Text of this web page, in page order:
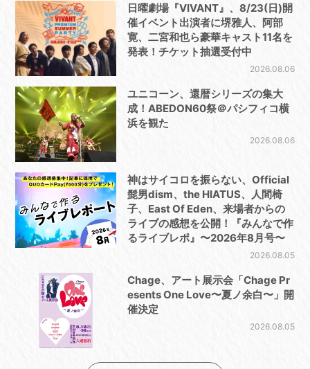
日曜劇場『VIVANT』、8/23(日)開
催イベント出演者に堺雅人、阿部
寛、二宮和也ら豪華キャスト11名を
発表！チケット抽選受付中
2026.08.06
ユニコーン、還暦シリーズの集大
成！ABEDON60祭＠パシフィコ横
浜を観た
2026.08.06
神はサイコロを振らない、Official
髭男dism、the HIATUS、人間椅
子、East Of Eden、来場者からの
ライブの感想を公開！『みんなで作
るライブレポ』〜2026年8月号〜
2026.08.05
Chage、アート展示会「Chage Pr
esents One Love〜夏ノ余白〜」開
催決定
2026.08.05